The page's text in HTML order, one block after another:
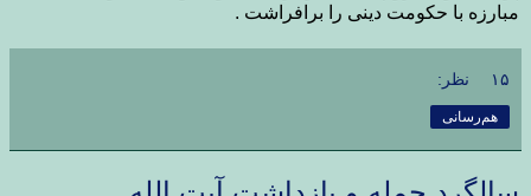
مبارزه با حکومت دینی را برافراشت .
۱۵ نظر:
هم‌رسانی